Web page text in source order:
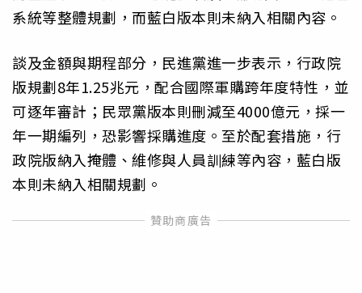
系統等整體規劃，而藍白版本則未納入相關內容。
談及金額與期程部分，民進黨進一步表示，行政院
版規劃8年1.25兆元，配合國際軍購跨年度特性，並
可逐年審計；民眾黨版本則刪減至4000億元，採一
年一期編列，恐影響採購進度。至於配套措施，行
政院版納入掩體、維修與人員訓練等內容，藍白版
本則未納入相關規劃。